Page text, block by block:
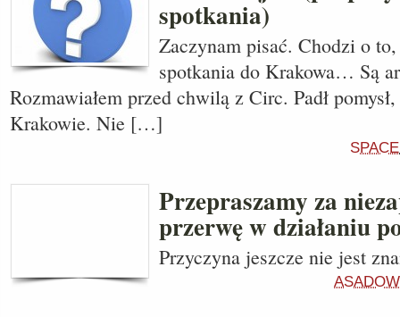
spotkania)
Zaczynam pisać. Chodzi o
spotkania do Krakowa… Są
Rozmawiałem przed chwilą z Circ. Padł
Krakowie. Nie […]
SPACE
Przepraszamy za
przerwę w działaniu
Przyczyna jeszcze nie jest
ASADOW